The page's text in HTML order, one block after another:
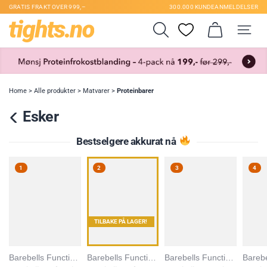
GRATIS FRAKT OVER 999,– 300.000 KUNDEANMELDELSER
Home > Alle produkter > Matvarer > Proteinbarer
Esker
Bestselgere akkurat nå
1
Barebells Functional Food
2
TILBAKE PÅ LAGER!
Barebells Functional Food
3
Barebells Functional Food
4